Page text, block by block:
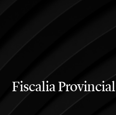
Fiscalia Provincial